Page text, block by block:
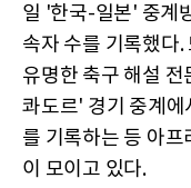
일 '한국-일본' 중계
속자 수를 기록했다
유명한 축구 해설
콰도르' 경기 중계에
를 기록하는 등 아
이 모이고 있다.